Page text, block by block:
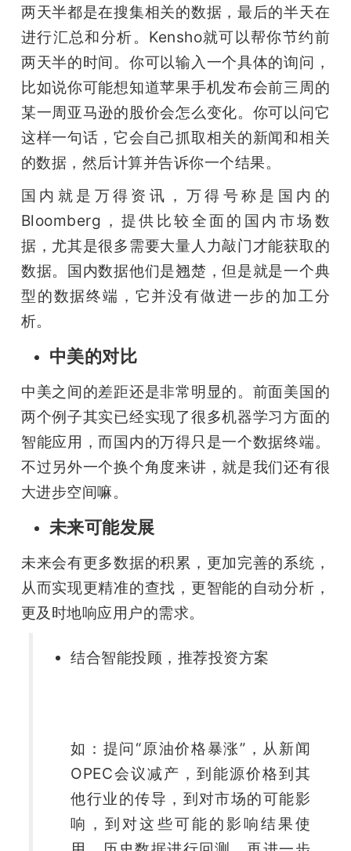
两天半都是在搜集相关的数据，最后的半天在
进行汇总和分析。Kensho就可以帮你节约前
两天半的时间。你可以输入一个具体的询问，
比如说你可能想知道苹果手机发布会前三周的
某一周亚马逊的股价会怎么变化。你可以问它
这样一句话，它会自己抓取相关的新闻和相关
的数据，然后计算并告诉你一个结果。
国内就是万得资讯，万得号称是国内的
Bloomberg，提供比较全面的国内市场数
据，尤其是很多需要大量人力敲门才能获取的
数据。国内数据他们是翘楚，但是就是一个典
型的数据终端，它并没有做进一步的加工分
析。
中美的对比
中美之间的差距还是非常明显的。前面美国的
两个例子其实已经实现了很多机器学习方面的
智能应用，而国内的万得只是一个数据终端。
不过另外一个换个角度来讲，就是我们还有很
大进步空间嘛。
未来可能发展
未来会有更多数据的积累，更加完善的系统，
从而实现更精准的查找，更智能的自动分析，
更及时地响应用户的需求。
结合智能投顾，推荐投资方案
如：提问“原油价格暴涨”，从新闻
OPEC会议减产，到能源价格到其
他行业的传导，到对市场的可能影
响，到对这些可能的影响结果使